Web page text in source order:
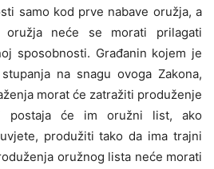
samo kod prve nabave oružja, a
oružja neće se morati prilagati
sposobnosti. Građanin kojem je
na snagu ovoga Zakona,
morat će zatražiti produženje
postaja će im oružni list, ako
produžiti tako da ima trajni
oružnog lista neće morati